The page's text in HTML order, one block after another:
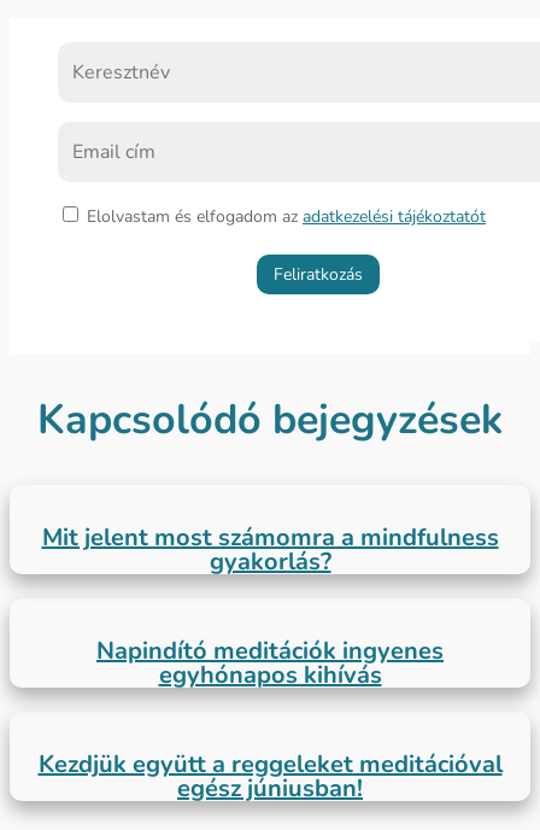
Elolvastam és elfogadom az adatkezelési tájékoztatót
Kapcsolódó bejegyzések
Mit jelent most számomra a mindfulness
gyakorlás?
Napindító meditációk ingyenes
egyhónapos kihívás
Kezdjük együtt a reggeleket meditációval
egész júniusban!